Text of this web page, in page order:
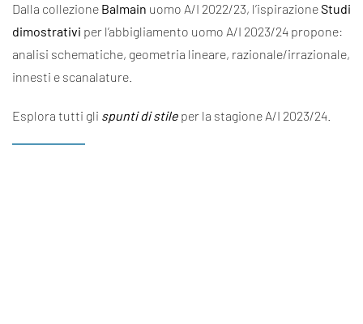
Dalla collezione Balmain uomo A/I 2022/23, l’ispirazioneStudi
dimostrativi per l’abbigliamento uomo A/I 2023/24 propone:
analisi schematiche, geometria lineare, razionale/irrazionale,
innesti e scanalature.
Esplora tutti gli spunti di stile per la stagione A/I 2023/24.